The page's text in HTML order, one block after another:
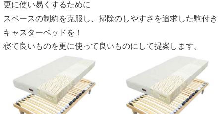
更に使い易くするために
スペースの制約を克服し、掃除のしやすさを追求した駒付き
キャスターベッドを！
寝て良いものを更に使って良いものにして提案します。